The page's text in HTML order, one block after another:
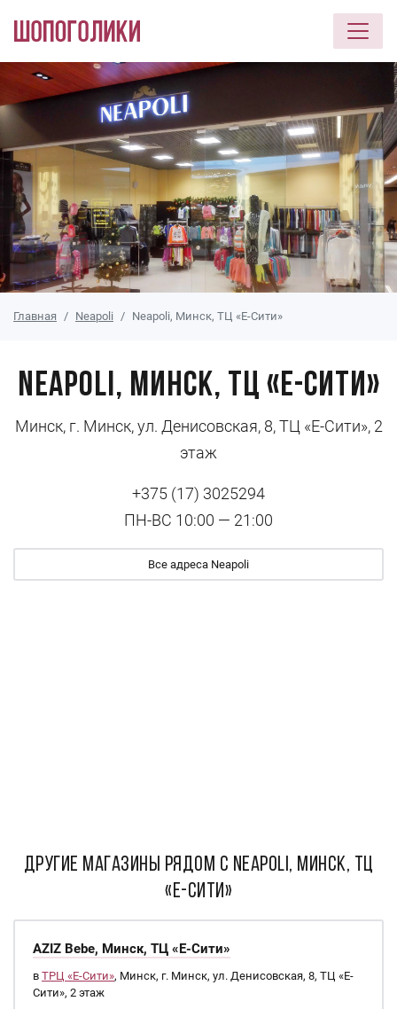
Перейти к основному содержанию
Главная Neapoli Neapoli, Минск, ТЦ «Е-Сити»
Neapoli, Минск, ТЦ «Е-Сити»
Минск, г. Минск, ул. Денисовская, 8, ТЦ «Е-Сити», 2
этаж
+375 (17) 3025294
ПН-ВС 10:00 — 21:00
Все адреса Neapoli
ДРУГИЕ МАГАЗИНЫ РЯДОМ С Neapoli, Минск, ТЦ
«Е-Сити»
AZIZ Bebe, Минск, ТЦ «Е-Сити»
в ТРЦ «Е-Сити», Минск, г. Минск, ул. Денисовская, 8, ТЦ «Е-
Сити», 2 этаж